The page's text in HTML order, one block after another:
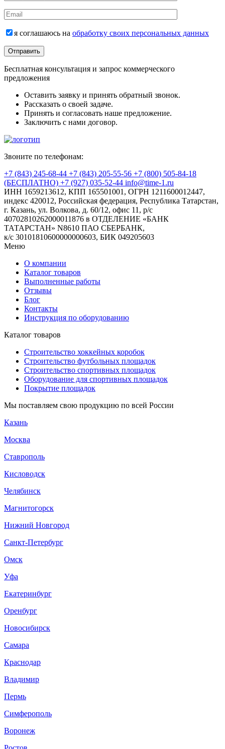
я соглашаюсь на обработку своих персональных данных
Бесплатная консультация и запрос коммерческого
предложения
Оставить заявку и принять обратный звонок.
Рассказать о своей задаче.
Принять и согласовать наше предложение.
Заключить с нами договор.
Звоните по телефонам:
+7 (843) 245-68-44 +7 (843) 205-55-56 +7 (800) 505-84-18
(БЕСПЛАТНО) +7 (927) 035-52-44 info@time-1.ru
ИНН 1659213612, КПП 165501001, ОГРН 1211600012447,
индекс 420012, Российская федерация, Республика Татарстан,
г. Казань, ул. Волкова, д. 60/12, офис 11, р/с
40702810262000011876 в ОТДЕЛЕНИЕ «БАНК
ТАТАРСТАН» N8610 ПАО СБЕРБАНК,
к/с 30101810600000000603, БИК 049205603
Меню
О компании
Каталог товаров
Выполненные работы
Отзывы
Блог
Контакты
Инструкция по оборудованию
Каталог товаров
Строительство хоккейных коробок
Строительство футбольных площадок
Строительство спортивных площадок
Оборудование для спортивных площадок
Покрытие площадок
Мы поставляем свою продукцию по всей России
Казань
Москва
Ставрополь
Кисловодск
Челябинск
Магнитогорск
Нижний Новгород
Санкт-Петербург
Омск
Уфа
Екатеринбург
Оренбург
Новосибирск
Самара
Краснодар
Владимир
Пермь
Симферополь
Воронеж